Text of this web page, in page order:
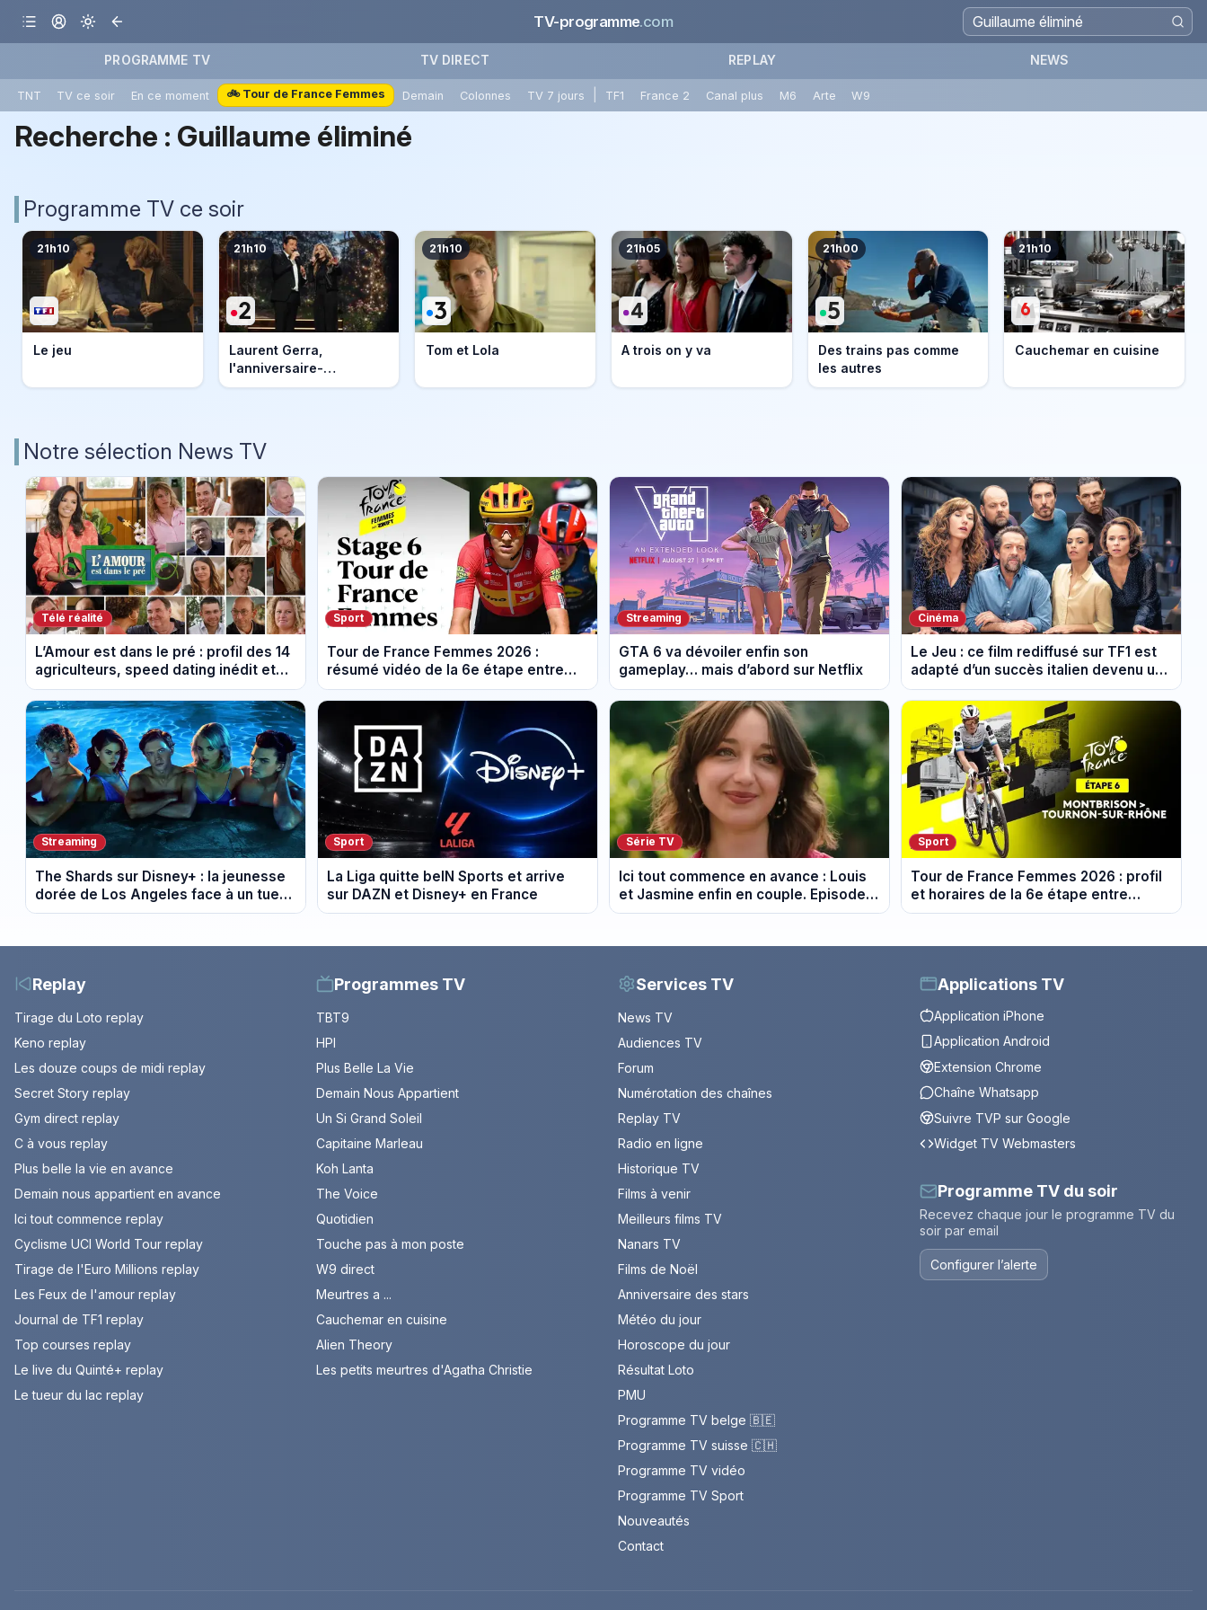
TV-programme.com
PROGRAMME TV TV DIRECT REPLAY NEWS
TNT TV ce soir En ce moment 🚲 Tour de France Femmes Demain Colonnes TV 7 jours TF1 France 2 Canal plus M6 Arte W9
Recherche : Guillaume éliminé
Programme TV ce soir
21h10
Le jeu
21h10
Laurent Gerra,
l'anniversaire-
événement
21h10
Tom et Lola
21h05
A trois on y va
21h00
Des trains pas comme
les autres
21h10
Cauchemar en cuisine
Notre sélection News TV
Télé réalité
L’Amour est dans le pré : profil des 14
agriculteurs, speed dating inédit et
de nouvelles histoires d’amour
Sport
Tour de France Femmes 2026 :
résumé vidéo de la 6e étape entre
Montbrison et Tournon-sur-Rhône
Streaming
GTA 6 va dévoiler enfin son
gameplay… mais d’abord sur Netflix
Cinéma
Le Jeu : ce film rediffusé sur TF1 est
adapté d’un succès italien devenu un
phénomène mondial
Streaming
The Shards sur Disney+ : la jeunesse
dorée de Los Angeles face à un tueur
dans les années 80
Sport
La Liga quitte beIN Sports et arrive
sur DAZN et Disney+ en France
Série TV
Ici tout commence en avance : Louis
et Jasmine enfin en couple. Episode
du 7 août 2026 (spoiler)
Sport
Tour de France Femmes 2026 : profil
et horaires de la 6e étape entre
Montbrison et Tournon-sur-Rhône
Replay
Tirage du Loto replay
Keno replay
Les douze coups de midi replay
Secret Story replay
Gym direct replay
C à vous replay
Plus belle la vie en avance
Demain nous appartient en avance
Ici tout commence replay
Cyclisme UCI World Tour replay
Tirage de l'Euro Millions replay
Les Feux de l'amour replay
Journal de TF1 replay
Top courses replay
Le live du Quinté+ replay
Le tueur du lac replay
Programmes TV
TBT9
HPI
Plus Belle La Vie
Demain Nous Appartient
Un Si Grand Soleil
Capitaine Marleau
Koh Lanta
The Voice
Quotidien
Touche pas à mon poste
W9 direct
Meurtres a ...
Cauchemar en cuisine
Alien Theory
Les petits meurtres d'Agatha Christie
Services TV
News TV
Audiences TV
Forum
Numérotation des chaînes
Replay TV
Radio en ligne
Historique TV
Films à venir
Meilleurs films TV
Nanars TV
Films de Noël
Anniversaire des stars
Météo du jour
Horoscope du jour
Résultat Loto
PMU
Programme TV belge 🇧🇪
Programme TV suisse 🇨🇭
Programme TV vidéo
Programme TV Sport
Nouveautés
Contact
Applications TV
Application iPhone
Application Android
Extension Chrome
Chaîne Whatsapp
Suivre TVP sur Google
Widget TV Webmasters
Programme TV du soir
Recevez chaque jour le programme TV du
soir par email
Configurer l’alerte